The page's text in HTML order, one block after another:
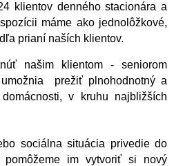
klientov denného stacionára a
máme ako jednolôžkové,
prianí naších klientov.
našim klientom - seniorom
prežiť plnohodnotný a
v kruhu najbližších
sociálna situácia privedie do
pomôžeme im vytvoriť si nový